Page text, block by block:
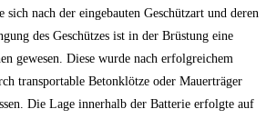
sich nach der eingebauten Geschützart und deren
des Geschützes ist in der Brüstung eine
gewesen. Diese wurde nach erfolgreichem
transportable Betonklötze oder Mauerträger
Die Lage innerhalb der Batterie erfolgte auf